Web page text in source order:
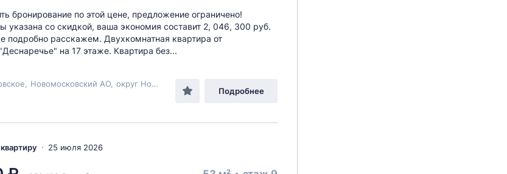
бронирование по этой цене, предложение ограничено!
указана со скидкой, ваша экономия составит 2, 046, 300 руб.
подробно расскажем. Двухкомнатная квартира от
на 17 этаже. Квартира без...
Новомосковский АО округ Новомосковский
Подробнее
25 июля 2026